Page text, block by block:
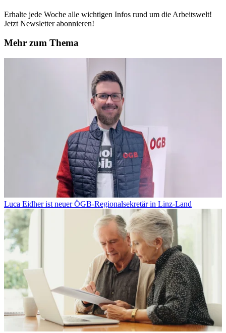
Erhalte jede Woche alle wichtigen Infos rund um die Arbeitswelt!
Jetzt Newsletter abonnieren!
Mehr zum Thema
Luca Eidher ist neuer ÖGB-Regionalsekretär in Linz-Land